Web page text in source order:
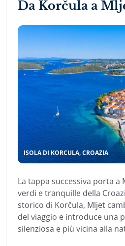
Da Korčula a
ISOLA DI KORCULA, CROAZIA
La tappa successiva porta a
verdi e tranquille della
storico di Korčula, Mljet
del viaggio e introduce una
silenziosa e più vicina alla